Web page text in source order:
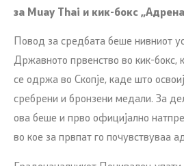
за Muay Thai и кик-бокс
Повод за средбата беше нивниот
Државното првенство во кик-бокс,
се одржа во Скопје, каде што
сребрени и бронзени медали. За
ова беше и прво официјално
во кое за првпат го почувствуваа